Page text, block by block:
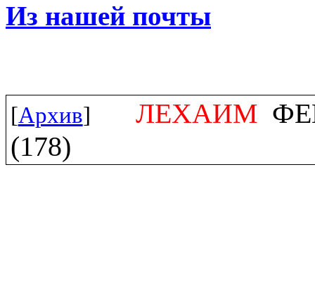
Из нашей почты
[Архив] ЛЕХАИМ
(178)